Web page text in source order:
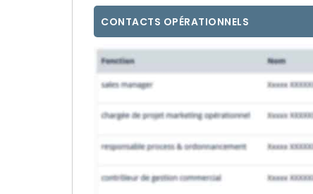
CONTACTS OPÉRATIONNELS